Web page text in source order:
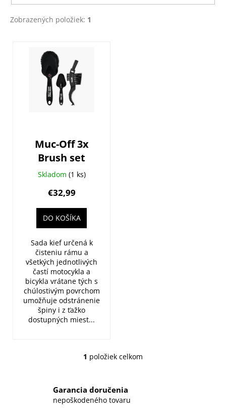
Zobrazených položiek: 1
Muc-Off 3x
Brush set
Skladom (1 ks)
€32,99
DO KOŠÍKA
Sada kief určená k
čisteniu rámu a
všetkých jednotlivých
častí motocykla a
bicykla vrátane tých s
chúlostivým povrchom
umožňuje odstránenie
špiny i z ťažko
dostupných miest...
O
á
d
1 položiek celkom
Garancia doručenia
nepoškodeného tovaru